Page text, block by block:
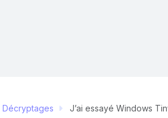
Décryptages J’ai essayé Windows